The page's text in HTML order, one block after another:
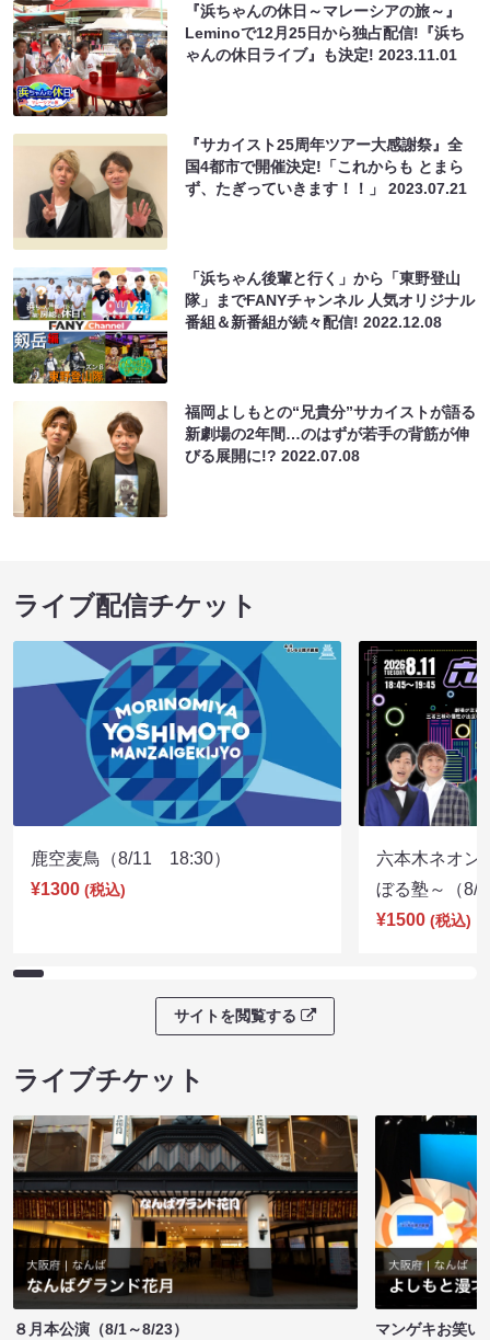
『浜ちゃんの休日～マレーシアの旅～』
Leminoで12月25日から独占配信!『浜ち
ゃんの休日ライブ』も決定!2023.11.01
『サカイスト25周年ツアー大感謝祭』全
国4都市で開催決定!「これからも とまら
ず、たぎっていきます！！」2023.07.21
「浜ちゃん後輩と行く」から「東野登山
隊」までFANYチャンネル 人気オリジナル
番組＆新番組が続々配信!2022.12.08
福岡よしもとの“兄貴分”サカイストが語る
新劇場の2年間…のはずが若手の背筋が伸
びる展開に!?2022.07.08
ライブ配信チケット
鹿空麦鳥（8/11 18:30）
¥1300 (税込)
六本木ネオン
ぼる塾～（
¥1500 (税込)
サイトを閲覧する
ライブチケット
８月本公演（8/1～8/23）
マンゲキお笑い